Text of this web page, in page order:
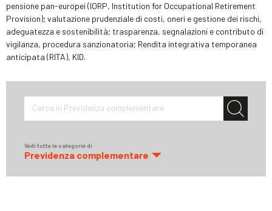
pensione pan-europei (IORP, Institution for Occupational Retirement
Provision); valutazione prudenziale di costi, oneri e gestione dei rischi,
adeguatezza e sostenibilità; trasparenza, segnalazioni e contributo di
vigilanza, procedura sanzionatoria; Rendita integrativa temporanea
anticipata (RITA), KID.
Cerca in Previdenza complementare
Vedi tutte le categorie di
Previdenza complementare